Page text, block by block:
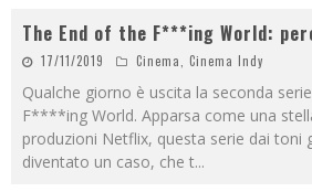
The End of the F***ing World:
17/11/2019 Cinema Cinema Indy
Qualche giorno è uscita la seconda
F****ing World. Apparsa come una
produzioni Netflix, questa serie dai toni
diventato un caso, che t...